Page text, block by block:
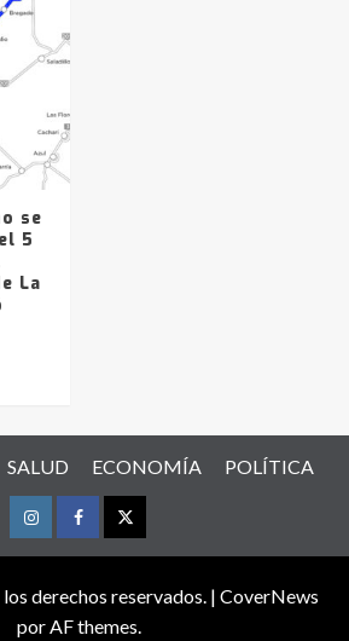
se
5
La
SALUD ECONOMÍA POLÍTICA
InstagramFacebookTwitter
derechos reservados. | CoverNews
por AF themes.